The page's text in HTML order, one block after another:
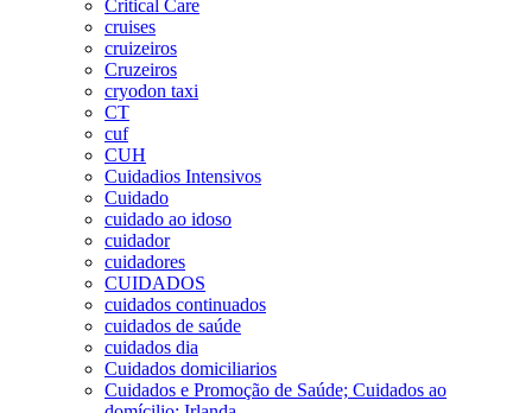
Critical Care
cruises
cruizeiros
Cruzeiros
cryodon taxi
CT
cuf
CUH
Cuidadios Intensivos
Cuidado
cuidado ao idoso
cuidador
cuidadores
CUIDADOS
cuidados continuados
cuidados de saúde
cuidados dia
Cuidados domiciliarios
Cuidados e Promoção de Saúde; Cuidados ao